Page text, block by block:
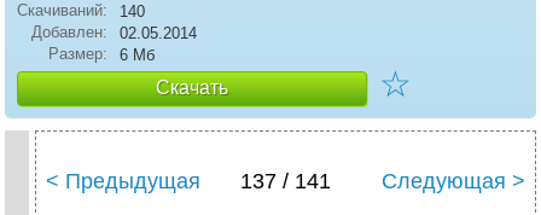
Скачиваний:
140
Добавлен:
02.05.2014
Размер:
6 Мб
Скачать ☆
< Предыдущая 137 / 141 Следующая >